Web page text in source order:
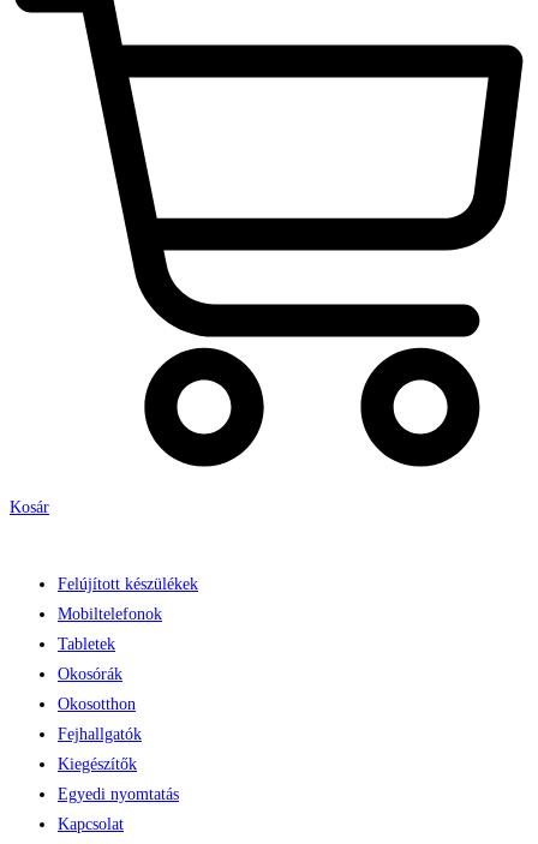
Kosár
Felújított készülékek
Mobiltelefonok
Tabletek
Okosórák
Okosotthon
Fejhallgatók
Kiegészítők
Egyedi nyomtatás
Kapcsolat